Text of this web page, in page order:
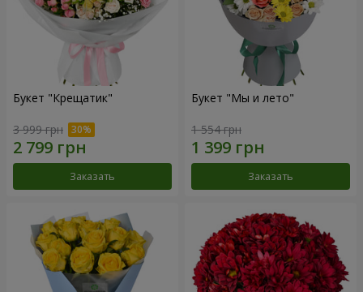
Букет "Крещатик"
3 999 грн
Заказать
Букет "Мы и лето"
1 554 грн
Заказать